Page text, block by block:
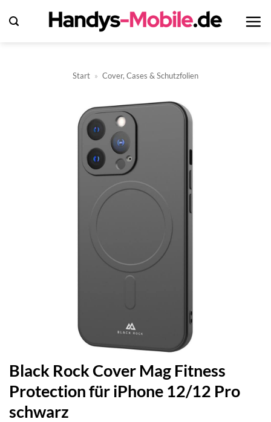
Inhalt
Start » Cover, Cases & Schutzfolien
Black Rock Cover Mag Fitness
Protection für iPhone 12/12 Pro
schwarz